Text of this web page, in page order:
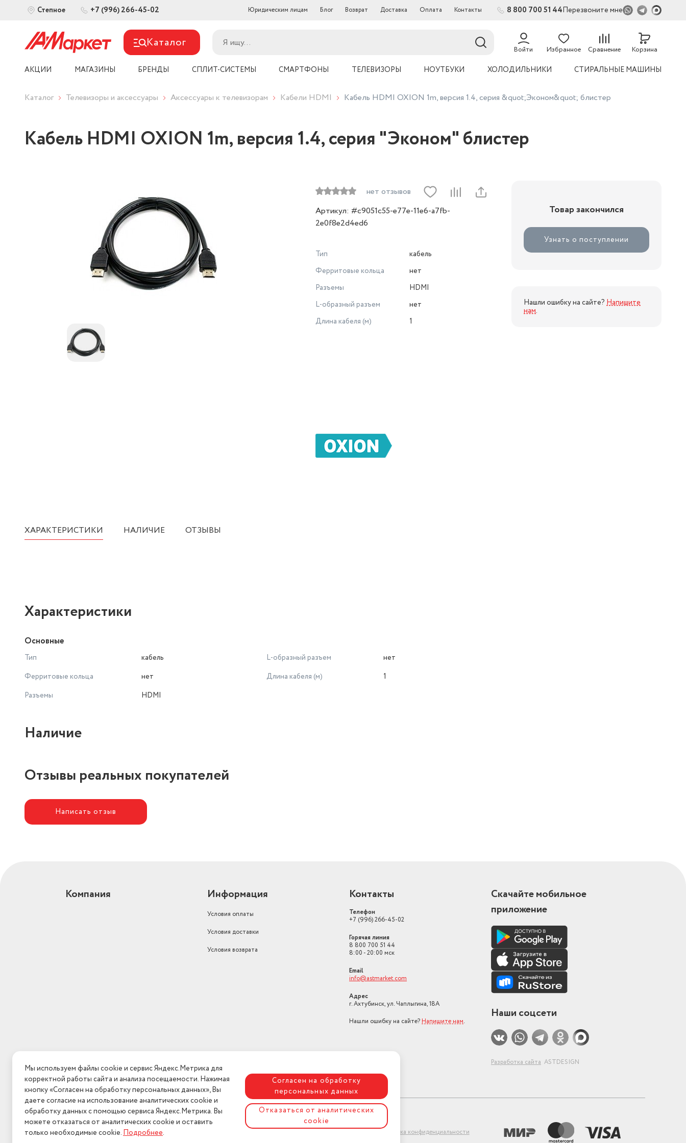
Степное +7 (996) 266-45-02 Юридическим лицам Блог Возврат Доставка Оплата Контакты 8 800 700 51 44Перезвоните мне
Каталог Войти Избранное Сравнение Корзина
АКЦИИ МАГАЗИНЫ БРЕНДЫ СПЛИТ-СИСТЕМЫ СМАРТФОНЫ ТЕЛЕВИЗОРЫ НОУТБУКИ ХОЛОДИЛЬНИКИ СТИРАЛЬНЫЕ МАШИНЫ
Каталог Телевизоры и аксессуары Аксессуары к телевизорам Кабели HDMI Кабель HDMI OXION 1m, версия 1.4, серия &quot;Эконом&quot; блистер
Кабель HDMI OXION 1m, версия 1.4, серия "Эконом" блистер
нет отзывов
Артикул: #c9051c55-e77e-11e6-a7fb-
2e0f8e2d4ed6
Тип
кабель
Ферритовые кольца
нет
Разъемы
HDMI
L-образный разъем
нет
Длина кабеля (м)
1
Товар закончился
Узнать о поступлении
Нашли ошибку на сайте? Напишите
нам.
ХАРАКТЕРИСТИКИ НАЛИЧИЕ ОТЗЫВЫ
Характеристики
Основные
Тип
кабель
Ферритовые кольца
нет
Разъемы
HDMI
L-образный разъем
нет
Длина кабеля (м)
1
Наличие
Отзывы реальных покупателей
Написать отзыв
Компания Информация
Условия оплаты
Условия доставки
Условия возврата
Контакты
Телефон
+7 (996) 266-45-02
Горячая линия
8 800 700 51 44
8:00 - 20:00 мск
Email
info@astmarket.com
Адрес
г. Ахтубинск, ул. Чаплыгина, 18А
Нашли ошибку на сайте? Напишите нам.
Скачайте мобильное
приложение
Наши соцсети
Разработка сайта ASTDESIGN
Политика конфиденциальности
Мы используем файлы cookie и сервис Яндекс.Метрика для
корректной работы сайта и анализа посещаемости. Нажимая
кнопку «Согласен на обработку персональных данных», Вы
даете согласие на использование аналитических cookie и
обработку данных с помощью сервиса Яндекс.Метрика. Вы
можете отказаться от аналитических cookie и оставить
только необходимые cookie.Подробнее.
Согласен на обработку
персональных данных
Отказаться от аналитических
cookie